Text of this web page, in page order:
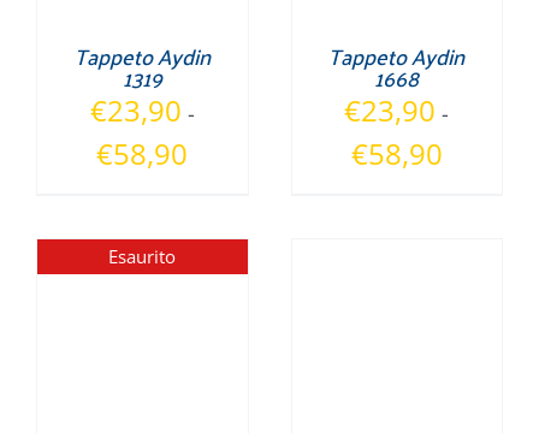
Tappeto Aydin
1319
€23,90 -
€58,90
da
€23,90
Tappeto Aydin
1668
€23,90 -
€58,90Fascia
Esaurito